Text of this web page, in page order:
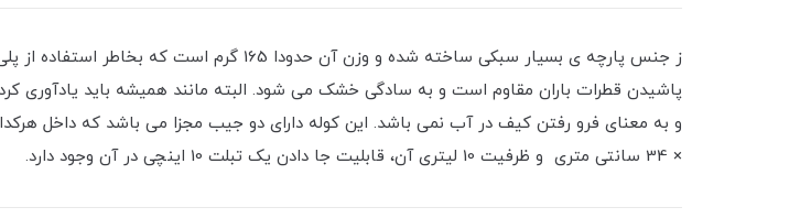
پاشیدن قطرات باران مقاوم است و به سادگی خشک می شود. البته مانند همیشه باید یادآوری
× 34 سانتی متری و ظرفیت 10 لیتری آن، قابلیت جا دادن یک تبلت 10 اینچی در آن وجود دارد.